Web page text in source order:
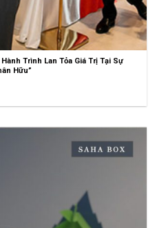
Trình Lan Tỏa Giá Trị Tại Sự
Hữu”